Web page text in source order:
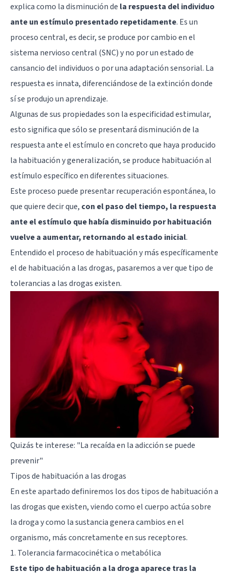
explica como la disminución de la respuesta del individuo
ante un estímulo presentado repetidamente. Es un
proceso central, es decir, se produce por cambio en el
sistema nervioso central (SNC) y no por un estado de
cansancio del individuos o por una adaptación sensorial. La
respuesta es innata, diferenciándose de la extinción donde
sí se produjo un aprendizaje.
Algunas de sus propiedades son la especificidad estimular,
esto significa que sólo se presentará disminución de la
respuesta ante el estímulo en concreto que haya producido
la habituación y generalización, se produce habituación al
estímulo específico en diferentes situaciones.
Este proceso puede presentar recuperación espontánea, lo
que quiere decir que, con el paso del tiempo, la respuesta
ante el estímulo que había disminuido por habituación
vuelve a aumentar, retornando al estado inicial.
Entendido el proceso de habituación y más específicamente
el de habituación a las drogas, pasaremos a ver que tipo de
tolerancias a las drogas existen.
Quizás te interese: "La recaída en la adicción se puede
prevenir"
Tipos de habituación a las drogas
En este apartado definiremos los dos tipos de habituación a
las drogas que existen, viendo como el cuerpo actúa sobre
la droga y como la sustancia genera cambios en el
organismo, más concretamente en sus receptores.
1. Tolerancia farmacocinética o metabólica
Este tipo de habituación a la droga aparece tras la